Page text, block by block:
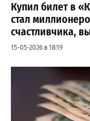
Купил билет в
стал
счастливчика,
15-05-2026 в 18:19